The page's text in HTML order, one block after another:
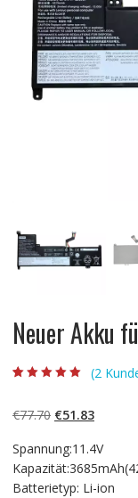
Neuer Akku
basierend auf
Kundenbewertun
(2
€77.70 Ursprünglicher
war:
€77.70
€51.83Aktueller
ist:
€51.83.
Spannung:11.4V
Batterietyp: Li-ion